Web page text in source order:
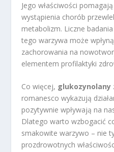
Jego właściwości
wystąpienia chorób
metabolizm. Liczne
tego warzywa może
zachorowania na
elementem profilaktyki
Co więcej, glukozynolany
romanesco wykazują
pozytywnie wpływają na
Dlatego warto wzbogacić
smakowite warzywo – nie
prozdrowotnych